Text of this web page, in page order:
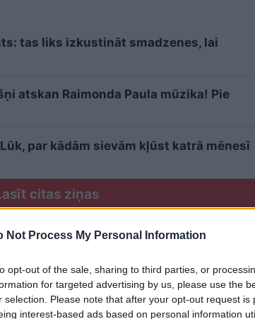
Not Process My Personal Information
opt-out of the sale, sharing to third parties, or
for targeted advertising by us, please use the
selection. Please note that after your opt-out request is
interest-based ads based on personal information
tas liks izkustināt smadzenes, lai
atskan Raimonda Paula mūzika! Pie
par kādām sievām kļūst katrā mēnesī
citas ziņas